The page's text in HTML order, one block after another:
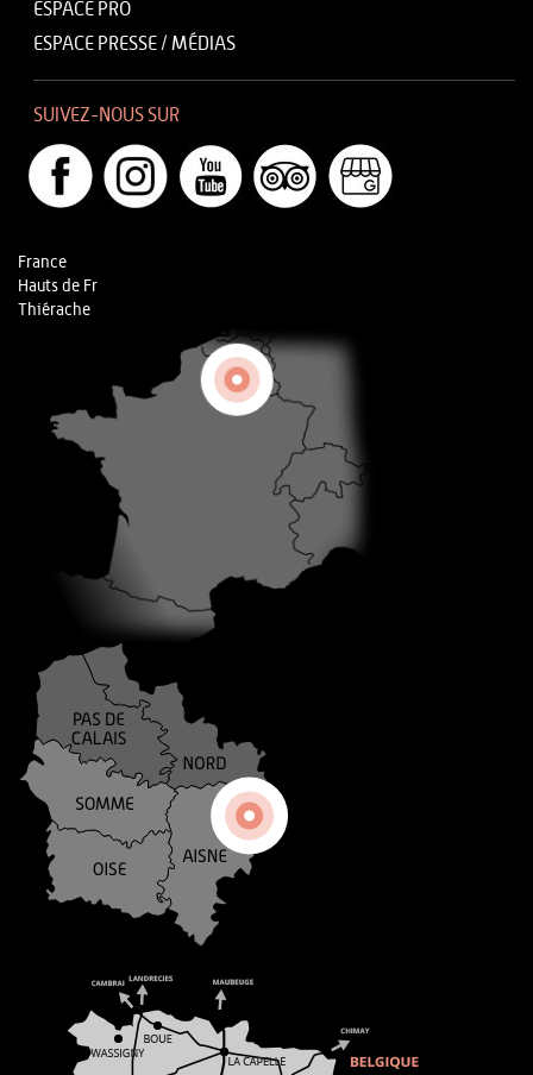
ESPACE PRO
ESPACE PRESSE / MÉDIAS
SUIVEZ-NOUS SUR
France
Hauts de Fr
Thiérache